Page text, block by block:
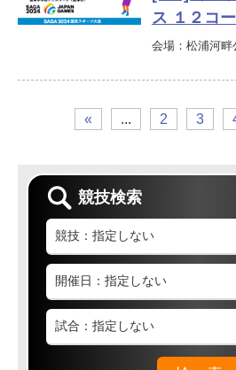
ス １２コ
会場：松浦河畔
« ... 2 3
競技検索